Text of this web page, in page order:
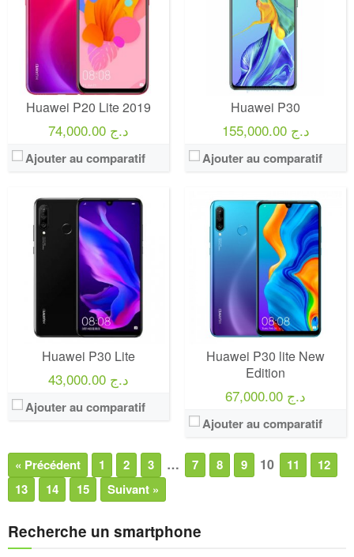
Huawei P20 Lite 2019
74,000.00 د.ج
Ajouter au comparatif
Huawei P30
155,000.00 د.ج
Ajouter au comparatif
Huawei P30 Lite
43,000.00 د.ج
Ajouter au comparatif
Huawei P30 lite New
Edition
67,000.00 د.ج
Ajouter au comparatif
« Précédent 1 2 3 … 7 8 9 10 11
12
13
14 15 Suivant »
Recherche un smartphone